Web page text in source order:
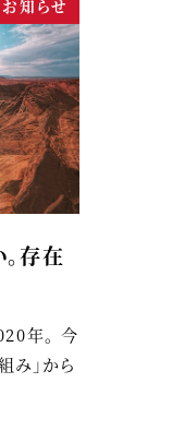
お知らせ
存在
年。 今
み」から